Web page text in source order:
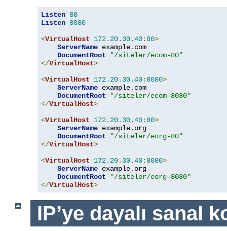
Listen 80
Listen 8080
<VirtualHost 172.20. 30.40: 80>
ServerName example. com
DocumentRoot
"/siteler/ecom-80"
</VirtualHost>
<VirtualHost 172.20. 30.40: 8080>
ServerName example. com
DocumentRoot
"/siteler/ecom-8080"
</VirtualHost>
<VirtualHost 172.20. 30.40: 80>
ServerName example. org
DocumentRoot
"/siteler/eorg-80"
</VirtualHost>
<VirtualHost 172.20. 30.40: 8080>
ServerName example. org
DocumentRoot
"/siteler/eorg-8080"
</VirtualHost>
IP’ye dayalı sanal